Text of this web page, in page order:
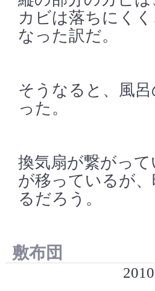
カビは落ちにく
なった訳だ。
そうなると、風
った。
換気扇が繋がっ
が移っているが
るだろう。
敷布団